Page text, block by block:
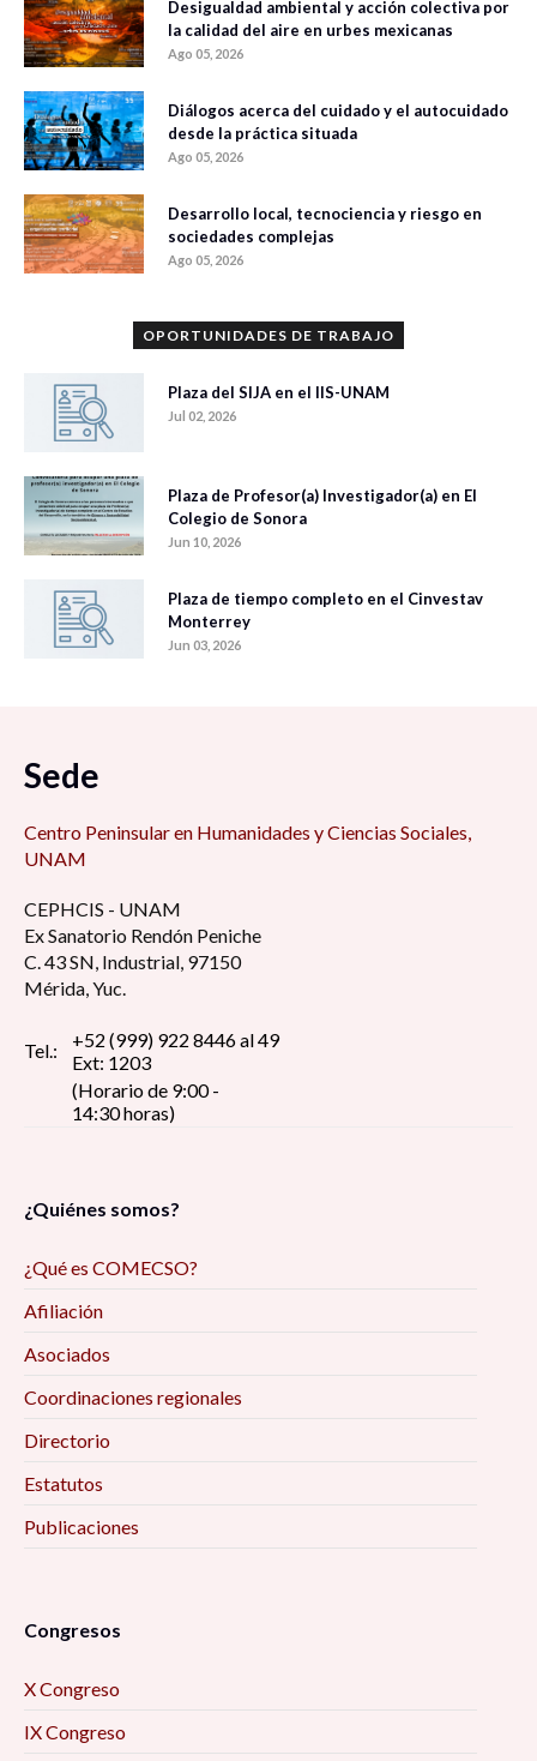
Desigualdad ambiental y acción colectiva por
la calidad del aire en urbes mexicanas
Ago 05, 2026
Diálogos acerca del cuidado y el autocuidado
desde la práctica situada
Ago 05, 2026
Desarrollo local, tecnociencia y riesgo en
sociedades complejas
Ago 05, 2026
OPORTUNIDADES DE TRABAJO
Plaza del SIJA en el IIS-UNAM
Jul 02, 2026
Plaza de Profesor(a) Investigador(a) en El
Colegio de Sonora
Jun 10, 2026
Plaza de tiempo completo en el Cinvestav
Monterrey
Jun 03, 2026
Sede
Centro Peninsular en Humanidades y Ciencias Sociales,
UNAM
CEPHCIS - UNAM
Ex Sanatorio Rendón Peniche
C. 43 SN, Industrial, 97150
Mérida, Yuc.
Tel.:
+52 (999) 922 8446 al 49
Ext: 1203
(Horario de 9:00 -
14:30 horas)
¿Quiénes somos?
¿Qué es COMECSO?
Afiliación
Asociados
Coordinaciones regionales
Directorio
Estatutos
Publicaciones
Congresos
X Congreso
IX Congreso